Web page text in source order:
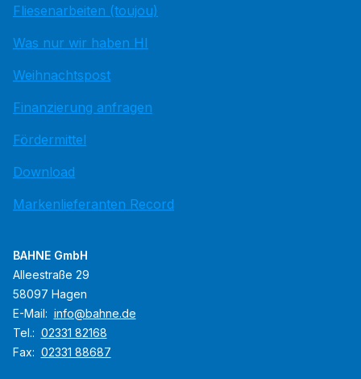
Fliesenarbeiten (toujou)
Was nur wir haben HI
Weihnachtspost
Finanzierung anfragen
Fördermittel
Download
Markenlieferanten Record
BAHNE GmbH
Alleestraße 29
58097 Hagen
E-Mail: info@bahne.de
Tel.: 02331 82168
Fax: 02331 88687